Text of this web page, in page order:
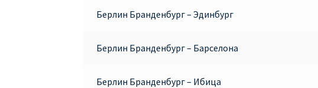
Берлин Бранденбург – Эдинбург
Берлин Бранденбург – Барселона
Берлин Бранденбург – Ибица